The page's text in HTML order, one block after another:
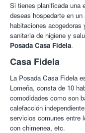
Si tienes planificada una
deseas hospedarte en
habitaciones
sanitaria de higiene y
Posada Casa Fidela.
Casa Fidela
La Posada Casa Fidela
Lomeña, consta de 10
comodidades como son
calefacción
servicios comunes entre
con chimenea, etc.